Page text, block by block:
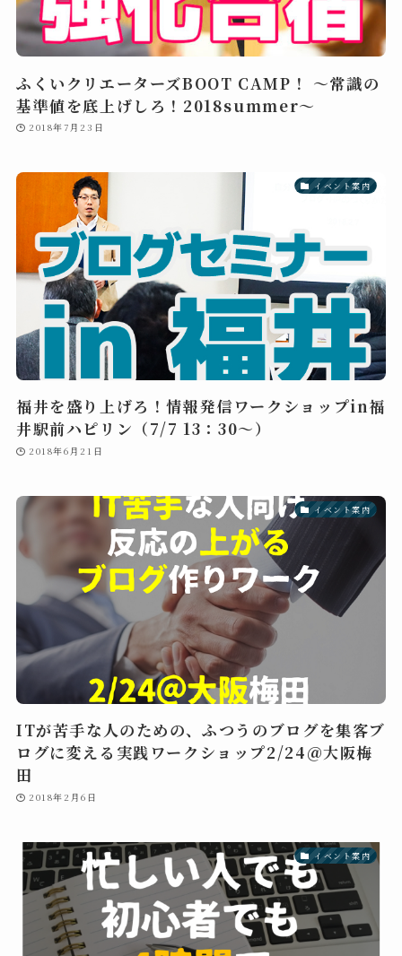
ふくいクリエーターズBOOT CAMP！ ～常識の
基準値を底上げしろ！2018summer～
2018年7月23日
イベント案内
福井を盛り上げろ！情報発信ワークショップin福
井駅前ハピリン（7/7 13：30～）
2018年6月21日
イベント案内
ITが苦手な人のための、ふつうのブログを集客ブ
ログに変える実践ワークショップ2/24＠大阪梅
田
2018年2月6日
イベント案内